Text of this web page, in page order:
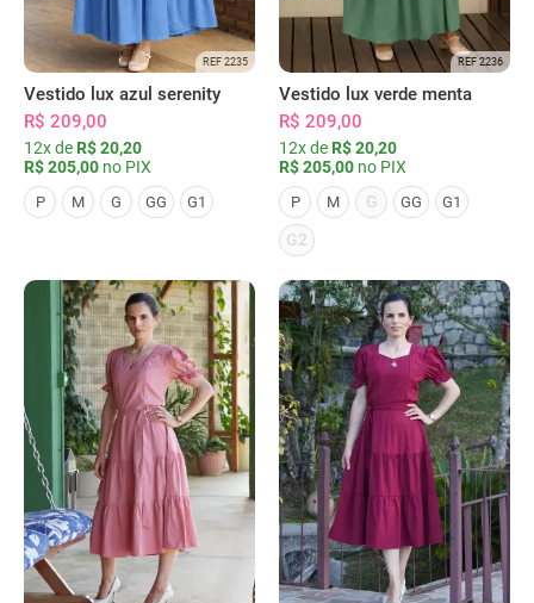
REF 2235
Vestido lux azul serenity
R$ 209,00
12x de R$ 20,20
R$ 205,00 no PIX
P M G GG G1
REF 2236
Vestido lux verde menta
R$ 209,00
12x de R$ 20,20
R$ 205,00 no PIX
P M G GG G1
G2